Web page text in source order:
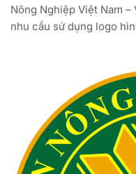
Nông Nghiệp Việt Nam
nhu cầu sử dụng logo